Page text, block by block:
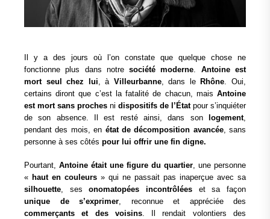
Il y a des jours où l’on constate que quelque chose ne
fonctionne plus dans notresociété moderne
Antoine est
mort seul chez lui , à Villeurbanne, dans leRhône . Oui,
certains diront que c’est la fatalité de chacun, mais Antoine
est mort sans proches ni dispositifs de l’Étatpour s’inquiéter
de son absence. Il est resté ainsi, dans son logement,
pendant des mois, en état de décomposition avancée, sans
personne à ses côtés pour lui offrir une fin digne.
Pourtant, Antoine était une figure du quartier, une personne
« haut en couleurs » qui ne passait pas inaperçue avec sa
silhouette, sesonomatopées incontrôlées et sa façon
unique de s’exprimer, reconnue et appréciée des
commerçants et des voisins. Il rendait volontiers des